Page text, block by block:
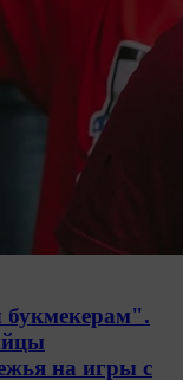
на игры с